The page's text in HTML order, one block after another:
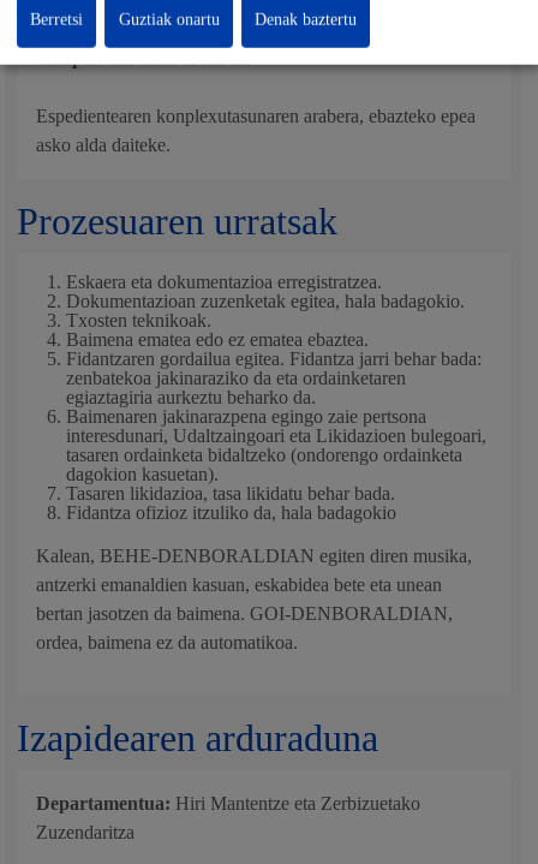
Hala ere, ez badira ezarritako epeak betetzen,
Espedientearen konplexutasunaren arabera, ebazteko epea
asko alda daiteke.
Prozesuaren urratsak
Eskaera eta dokumentazioa erregistratzea.
Dokumentazioan zuzenketak egitea, hala badagokio.
Txosten teknikoak.
Baimena ematea edo ez ematea ebaztea.
Fidantzaren gordailua egitea. Fidantza jarri behar bada:
zenbatekoa jakinaraziko da eta ordainketaren
egiaztagiria aurkeztu beharko da.
Baimenaren jakinarazpena egingo zaie pertsona
interesdunari, Udaltzaingoari eta Likidazioen bulegoari,
tasaren ordainketa bidaltzeko (ondorengo ordainketa
dagokion kasuetan).
Tasaren likidazioa, tasa likidatu behar bada.
Fidantza ofizioz itzuliko da, hala badagokio
Kalean, BEHE-DENBORALDIAN egiten diren musika,
antzerki emanaldien kasuan, eskabidea bete eta unean
bertan jasotzen da baimena. GOI-DENBORALDIAN,
ordea, baimena ez da automatikoa.
Izapidearen arduraduna
Departamentua: Hiri Mantentze eta Zerbizuetako
Zuzendaritza
Denak baztertu
Berretsi Guztiak onartu